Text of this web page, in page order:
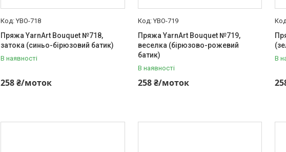
YBO-718
Пряжа YarnArt Bouquet №718,
затока (синьо-бірюзовий батик)
В наявності
258 ₴/моток
YBO-719
Пряжа YarnArt Bouquet №719,
веселка (бірюзово-рожевий
батик)
В наявності
258 ₴/моток
В